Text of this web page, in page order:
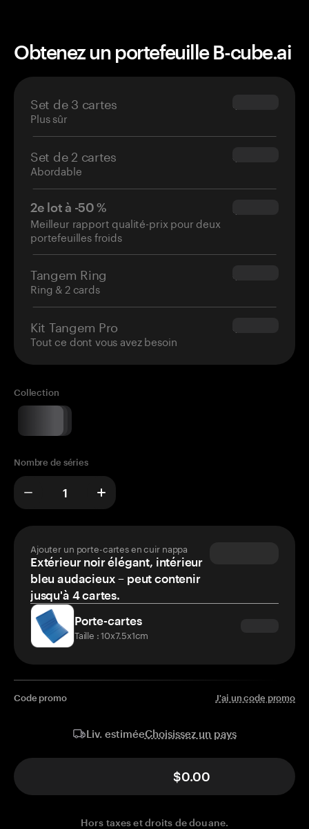
Obtenez un portefeuille B-cube.ai
Set de 3 cartes
Plus sûr
$69.90
Set de 2 cartes
Abordable
$54.90
2e lot à -50 %
Meilleur rapport qualité-prix pour deux
portefeuilles froids
$34.95
Tangem Ring
Ring & 2 cards
$160.00
Kit Tangem Pro
Tout ce dont vous avez besoin
$180.00
Collection
Nombre de séries
Ajouter un porte-cartes en cuir nappa
Extérieur noir élégant, intérieur
bleu audacieux – peut contenir
jusqu'à 4 cartes.
Porte-cartes
Taille : 10x7.5x1cm
Code promo J'ai un code promo
Liv. estiméeChoisissez un pays
$0.00
Hors taxes et droits de douane.